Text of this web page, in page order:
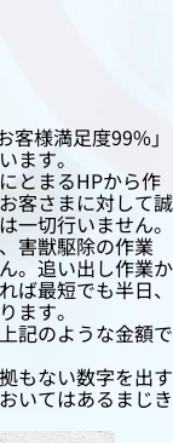
客様満足度99%」
ます。
とまるHPから作
客さまに対して誠
一切行いません。
害獣駆除の作業
。追い出し作業か
ば最短でも半日、
ます。
記のような金額で
もない数字を出す
いてはあるまじき